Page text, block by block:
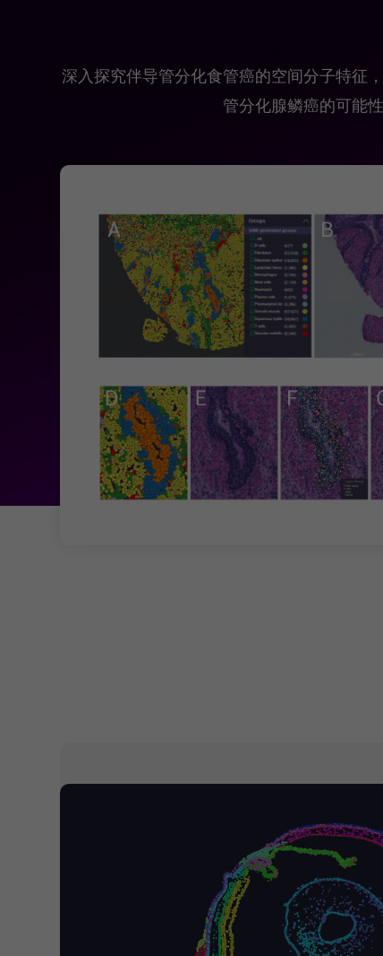
深入探究伴导管分化食管癌的空间分子特征
管分化腺鳞癌的可能